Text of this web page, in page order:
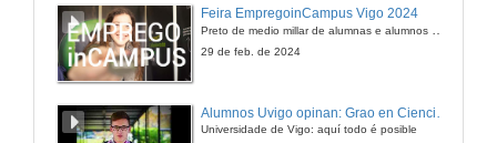
Presentación
Ponencia
Feira EmpregoinCampus Vigo 2024
29 de feb. de 2024
Universidade de Vigo: aquí todo é posible